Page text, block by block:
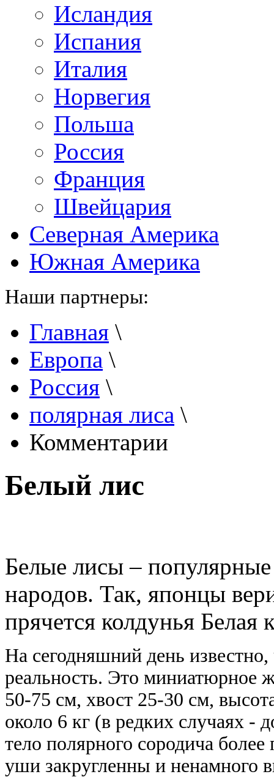
Исландия
Испания
Италия
Норвегия
Польша
Россия
Франция
Швейцария
Северная Америка
Южная Америка
Наши партнеры:
Главная \
Европа \
Россия \
полярная лиса \
Комментарии
Белый лис
Белые лисы –
народов. Так, японцы
прячется колдунья Белая
На сегодняшний день
реальность. Это миниатюрное
50-75 см, хвост 25-30 см,
около 6 кг (в редких случаях -
тело полярного сородича
уши закругленны и ненамного